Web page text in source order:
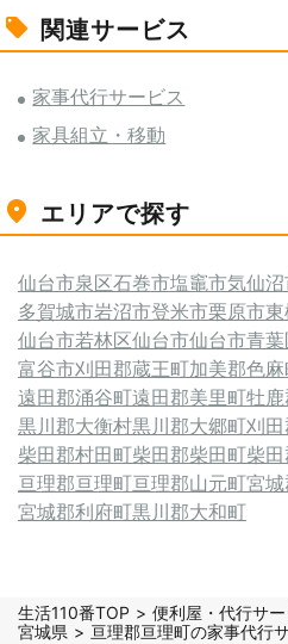
関連サービス
家事代行サービス
家具組立・移動
エリアで探す
仙台市泉区石巻市塩竈市気仙
多賀城市岩沼市登米市栗原市
仙台市若林区仙台市仙台市青葉
富谷市刈田郡蔵王町加美郡色
遠田郡涌谷町遠田郡美里町牡
黒川郡大衡村黒川郡大郷町刈
柴田郡村田町柴田郡柴田町柴
亘理郡亘理町亘理郡山元町宮
宮城郡利府町黒川郡大和町
生活110番TOP 便利屋・代行サー
宮城県
亘理郡亘理町の家事代行